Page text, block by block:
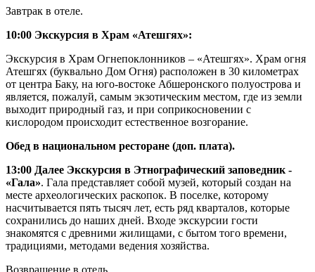
Завтрак в отеле.
10:00 Экскурсия в Храм «Атешгях»:
Экскурсия в Храм Огнепоклонников – «Атешгях». Храм огня
Атешгях (буквально Дом Огня) расположен в 30 километрах
от центра Баку, на юго-востоке Абшеронского полуострова и
является, пожалуй, самым экзотическим местом, где из земли
выходит природный газ, и при соприкосновении с
кислородом происходит естественное возгорание.
Обед в национальном ресторане (доп. плата).
13:00 Далее Экскурсия в Этнографический заповедник -
«Гала». Гала представляет собой музей, который создан на
месте археологических раскопок. В поселке, которому
насчитывается пять тысяч лет, есть ряд кварталов, которые
сохранились до наших дней. Входе экскурсии гости
знакомятся с древними жилищами, с бытом того времени,
традициями, методами ведения хозяйства.